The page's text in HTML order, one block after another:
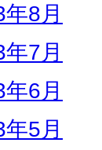
8月
7月
6月
5月